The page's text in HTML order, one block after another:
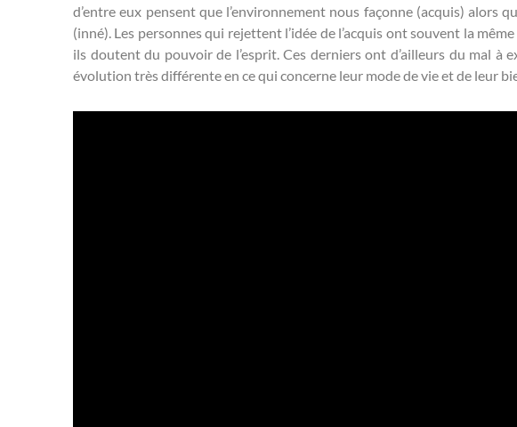
d’entre eux pensent que l’environnement nous façonne (acquis) alors
(inné). Les personnes qui rejettent l’idée de l’acquis ont souvent la
ils doutent du pouvoir de l’esprit. Ces derniers ont d’ailleurs du mal
évolution très différente en ce qui concerne leur mode de vie et de leur